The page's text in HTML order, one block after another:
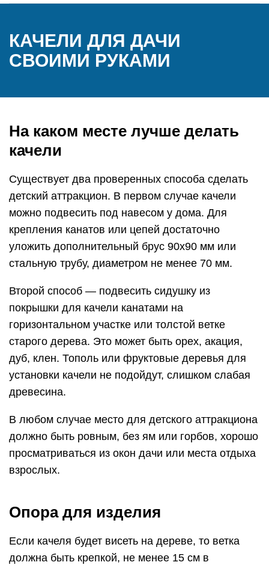
КАЧЕЛИ ДЛЯ ДАЧИ
СВОИМИ РУКАМИ
На каком месте лучше делать
качели
Существует два проверенных способа сделать
детский аттракцион. В первом случае качели
можно подвесить под навесом у дома. Для
крепления канатов или цепей достаточно
уложить дополнительный брус 90х90 мм или
стальную трубу, диаметром не менее 70 мм.
Второй способ — подвесить сидушку из
покрышки для качели канатами на
горизонтальном участке или толстой ветке
старого дерева. Это может быть орех, акация,
дуб, клен. Тополь или фруктовые деревья для
установки качели не подойдут, слишком слабая
древесина.
В любом случае место для детского аттракциона
должно быть ровным, без ям или горбов, хорошо
просматриваться из окон дачи или места отдыха
взрослых.
Опора для изделия
Если качеля будет висеть на дереве, то ветка
должна быть крепкой, не менее 15 см в